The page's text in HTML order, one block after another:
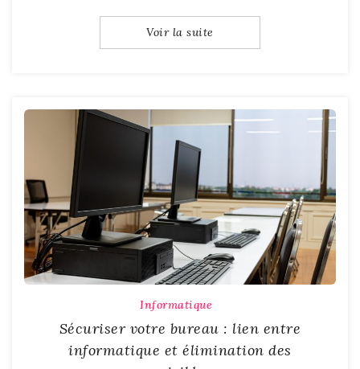
Voir la suite
Informatique
Sécuriser votre bureau : lien entre
informatique et élimination des